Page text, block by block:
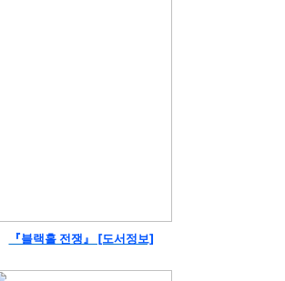
『블랙홀 전쟁』 [도서정보]